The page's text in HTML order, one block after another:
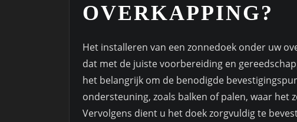
OVERKAPPING?
Het installeren van een zonnedoek onder uw
dat met de juiste voorbereiding en
het belangrijk om de benodigde
ondersteuning, zoals balken of palen, waar het
Vervolgens dient u het doek zorgvuldig te